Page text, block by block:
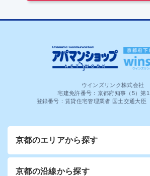
ウインズリンク株式会社
宅建免許番号：京都府知事（5）第
登録番号：賃貸住宅管理業者 国土交通大臣
京都のエリアから探す
京都の沿線から探す